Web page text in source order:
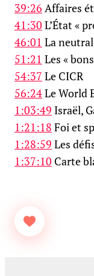
39:26 Affaires
41:30 L’État «
46:01 La
51:21 Les «
54:37 Le CICR
56:24Le World
1:03:49 Israël,
1:21:18 Foi et
1:28:59 Les
1:37:10 Carte